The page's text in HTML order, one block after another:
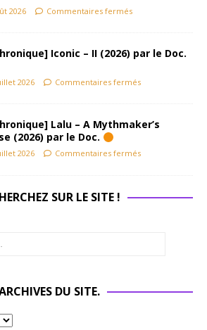
2026 Commentaires fermés
Iconic – II (2026) par le Doc.
2026 Commentaires fermés
Lalu – A Mythmaker’s
(2026) par le Doc.
2026 Commentaires fermés
SUR LE SITE !
DU SITE.